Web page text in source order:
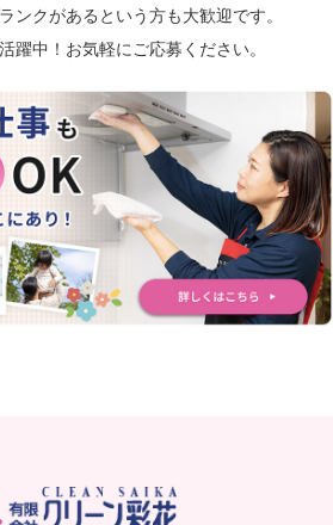
ンクがあるという方も大歓迎です。
躍中！お気軽にご応募ください。